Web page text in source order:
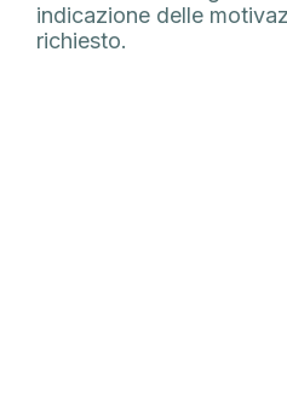
indicazione delle
richiesto.